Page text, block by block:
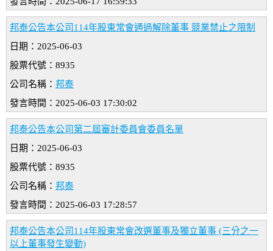
邦泰公告本公司114年股東常會通過解除董事 競業禁止之限制
日期：2025-06-03
股票代號：8935
公司名稱： 邦泰
發言時間：2025-06-03 17:30:02
邦泰公告本公司第二屆審計委員會委員名單
日期：2025-06-03
股票代號：8935
公司名稱： 邦泰
發言時間：2025-06-03 17:28:57
邦泰公告本公司114年股東常會改選董事及獨立董事 (三分之一
以上董事發生變動)